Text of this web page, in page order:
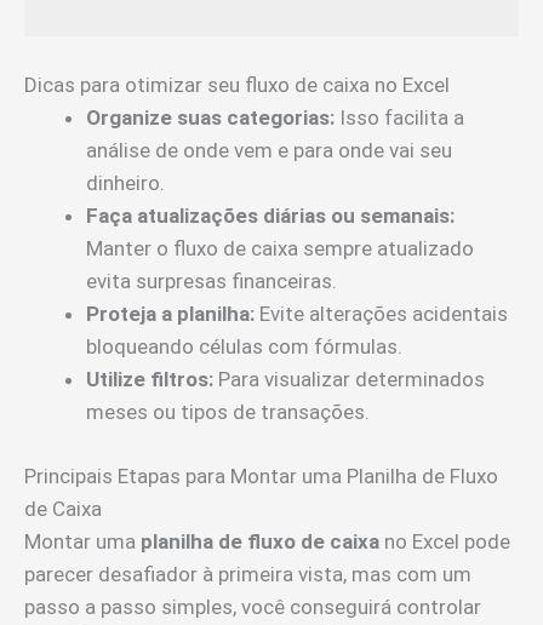
Dicas para otimizar seu fluxo de caixa no Excel
Organize suas categorias: Isso facilita a
análise de onde vem e para onde vai seu
dinheiro.
Faça atualizações diárias ou semanais:
Manter o fluxo de caixa sempre atualizado
evita surpresas financeiras.
Proteja a planilha: Evite alterações acidentais
bloqueando células com fórmulas.
Utilize filtros: Para visualizar determinados
meses ou tipos de transações.
Principais Etapas para Montar uma Planilha de Fluxo
de Caixa
Montar uma planilha de fluxo de caixa no Excel pode
parecer desafiador à primeira vista, mas com um
passo a passo simples, você conseguirá controlar